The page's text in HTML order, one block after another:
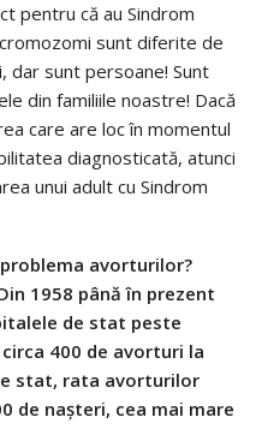
pentru că au Sindrom
sunt diferite de
dar sunt persoane! Sunt
din familiile noastre! Dacă
care are loc în momentul
diagnosticată, atunci
unui adult cu Sindrom
avorturilor?
1958 până în prezent
de stat peste
400 de avorturi la
stat, rata avorturilor
de naşteri, cea mai mare